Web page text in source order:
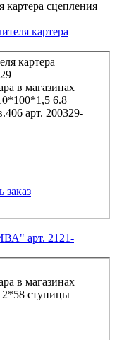
картера
в магазинах
6.8
заказ
арт. 2121-
в магазинах
ступицы